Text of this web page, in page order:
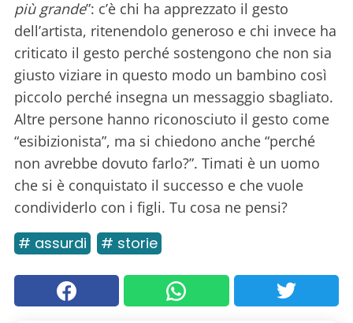
più grande”: c’è chi ha apprezzato il gesto
dell’artista, ritenendolo generoso e chi invece ha
criticato il gesto perché sostengono che non sia
giusto viziare in questo modo un bambino così
piccolo perché insegna un messaggio sbagliato.
Altre persone hanno riconosciuto il gesto come
“esibizionista”, ma si chiedono anche “perché
non avrebbe dovuto farlo?”. Timati è un uomo
che si è conquistato il successo e che vuole
condividerlo con i figli. Tu cosa ne pensi?
# assurdi # storie